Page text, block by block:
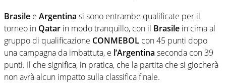
Brasile e Argentina si sono entrambe qualificate per il
torneo in Qatar in modo tranquillo, con il Brasile in cima al
gruppo di qualificazione CONMEBOL con 45 punti dopo
una campagna da imbattuta, e l’Argentina seconda con 39
punti. Il che significa, in pratica, che la partita che si giocherà
non avrà alcun impatto sulla classifica finale.